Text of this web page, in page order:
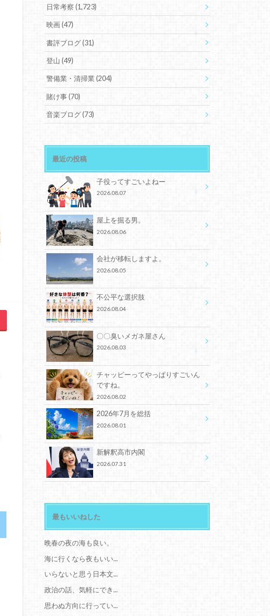
日常考察(1,723)
映画(47)
書評ブログ(31)
登山(49)
警備業・清掃業(204)
賭け事(70)
音楽ブログ(73)
最近の投稿
子役ってすごいよねー
2026.08.07
屋上を掘る男。
2026.08.06
会社が移転しますよ。
2026.08.05
不公平な選択肢
2026.08.04
〇〇臭いメガネ屋さん
2026.08.03
チャッピーってやっぱりすごいん
ですね。
2026.08.02
2026年7月を総括
2026.08.01
新解釈高市内閣
2026.07.31
最もいいねした
晩春の夜の海も良い。
海に行くなら夜もいい...
いらないと思う日本文...
政治の話、気軽にでき...
思わぬ方向に行ってい...